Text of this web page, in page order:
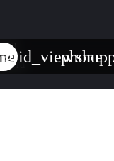
grid_viewphone